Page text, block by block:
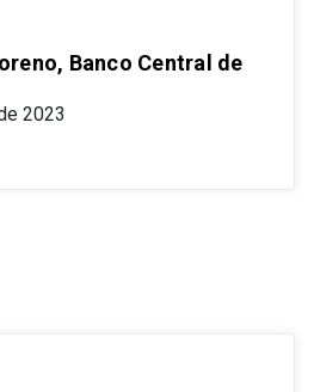
Banco Central de
2023